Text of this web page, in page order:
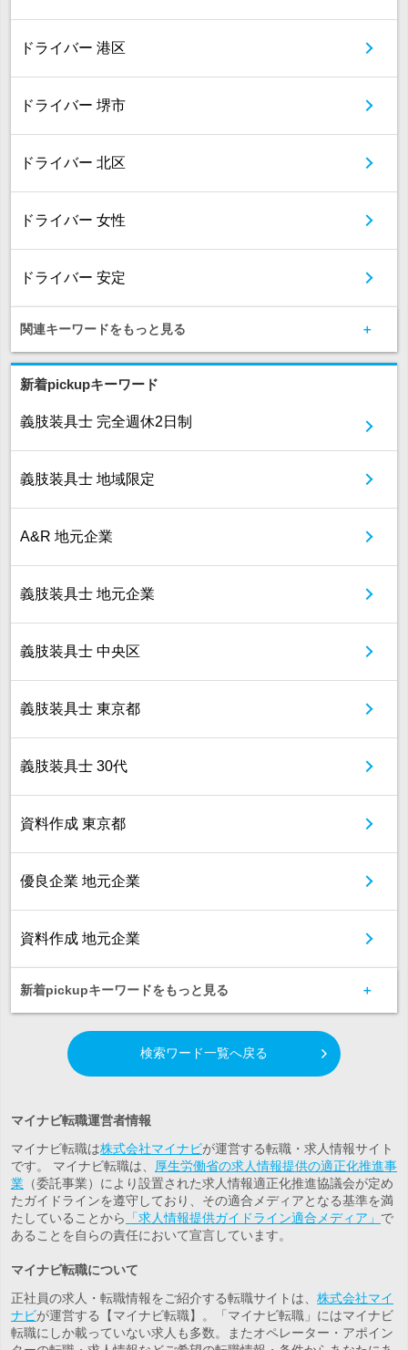
ドライバー 港区
ドライバー 堺市
ドライバー 北区
ドライバー 女性
ドライバー 安定
関連キーワードをもっと見る
新着pickupキーワード
義肢装具士 完全週休2日制
義肢装具士 地域限定
A&R 地元企業
義肢装具士 地元企業
義肢装具士 中央区
義肢装具士 東京都
義肢装具士 30代
資料作成 東京都
優良企業 地元企業
資料作成 地元企業
新着pickupキーワードをもっと見る
検索ワード一覧へ戻る
マイナビ転職運営者情報
マイナビ転職は株式会社マイナビが運営する転職・求人情報サイト
です。 マイナビ転職は、
厚生労働省の求人情報提供の適正化推進事
業 （委託事業）により設置された求人情報適正化推進協議会が定め
たガイドラインを遵守しており、その適合メディアとなる基準を満
たしていることから
「求人情報提供ガイドライン適合メディア」 で
あることを自らの責任において宣言しています。
マイナビ転職について
正社員の求人・転職情報をご紹介する転職サイトは、 株式会社マイ
ナビが運営する【マイナビ転職】。「マイナビ転職」にはマイナビ
転職にしか載っていない求人も多数。またオペレーター・アポイン